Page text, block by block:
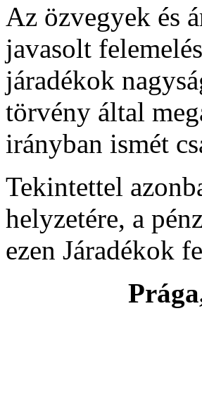
Az özvegyek és
javasolt
járadékok
törvény által
irányban ismét
Tekintettel
helyzetére, a
ezen Járadékok